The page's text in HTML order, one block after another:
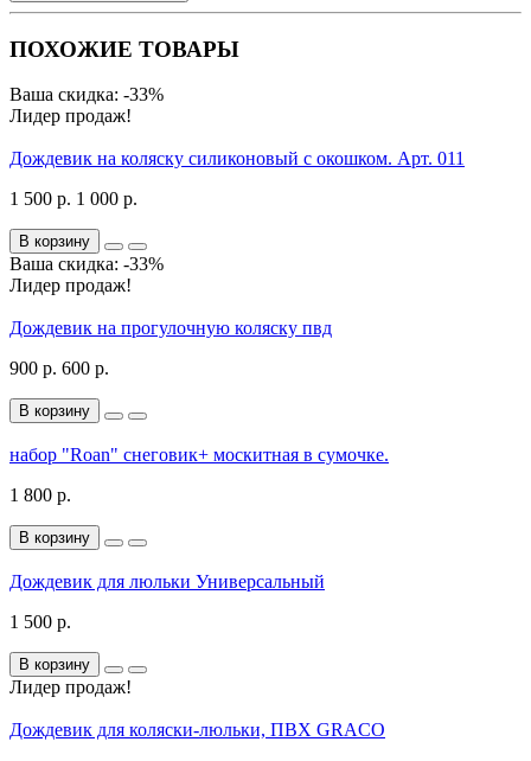
ПОХОЖИЕ ТОВАРЫ
Ваша скидка: -33%
Лидер продаж!
Дождевик на коляску силиконовый с окошком. Арт. 011
1 500 р. 1 000 р.
В корзину
Ваша скидка: -33%
Лидер продаж!
Дождевик на прогулочную коляску пвд
900 р. 600 р.
В корзину
набор "Roan" снеговик+ москитная в сумочке.
1 800 р.
В корзину
Дождевик для люльки Универсальный
1 500 р.
В корзину
Лидер продаж!
Дождевик для коляски-люльки, ПВХ GRACO